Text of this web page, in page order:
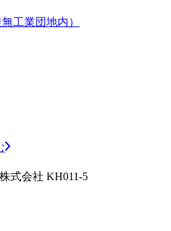
工業団地内）
式会社 KH011-5